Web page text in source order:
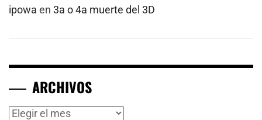
ipowa en 3a o 4a muerte del 3D
ARCHIVOS
Archivos